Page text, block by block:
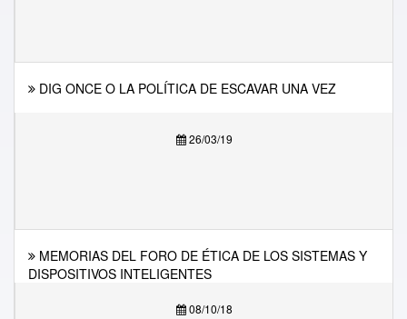
DIG ONCE O LA POLÍTICA DE ESCAVAR UNA VEZ
26/03/19
MEMORIAS DEL FORO DE ÉTICA DE LOS SISTEMAS Y
DISPOSITIVOS INTELIGENTES
08/10/18